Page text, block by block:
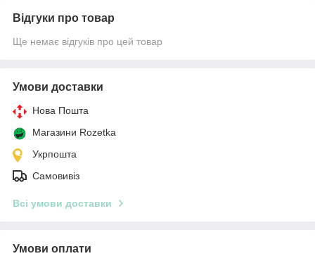
Відгуки про товар
Ще немає відгуків про цей товар
Умови доставки
Нова Пошта
Магазини Rozetka
Укрпошта
Самовивіз
Всі умови доставки
Умови оплати